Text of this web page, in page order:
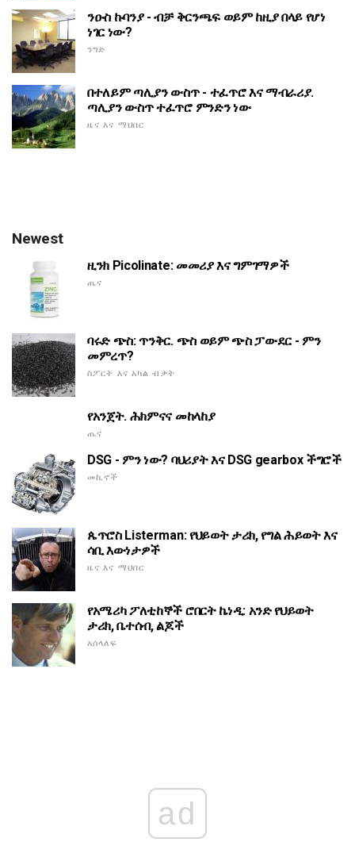
ንዑስ ኩባንያ - ብቻ ቅርንጫፍ ወይም ከዚያ በላይ የሆነ
ነገር ነው?
ንግድ
በተለይም ጣሊያን ውስጥ - ተፈጥሮ እና ማብራሪያ.
ጣሊያን ውስጥ ተፈጥሮ ምንድን ነው
ዜና እና ማህበር
Newest
ዚንክ Picolinate: መመሪያ እና ግምገማዎች
ጤና
ባሩድ ጭስ: ጥንቅር. ጭስ ወይም ጭስ ፓውደር - ምን
መምረጥ?
ስፖርት እና አካል ብቃት
የአንጀት. ሕክምናና መከላከያ
ጤና
DSG - ምን ነው? ባህሪያት እና DSG gearbox ችግሮች
መኪኖች
ጴጥሮስ Listerman: የህይወት ታሪክ, የግል ሕይወት እና
ሳቢ እውነታዎች
ዜና እና ማህበር
የአሜሪካ ፖለቲከኞች ሮበርት ኬነዲ: አንድ የህይወት
ታሪክ, ቤተሰብ, ልጆች
አሰላለፍ
ad